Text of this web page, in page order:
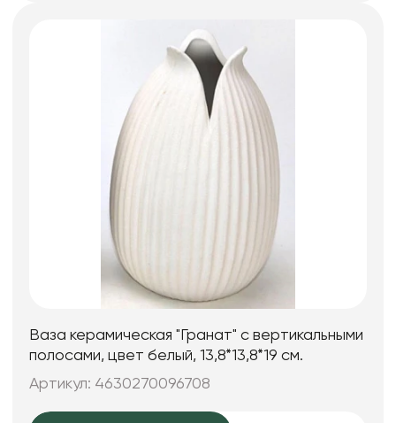
Ваза керамическая "Гранат" с вертикальными
полосами, цвет белый, 13,8*13,8*19 см.
Артикул: 4630270096708